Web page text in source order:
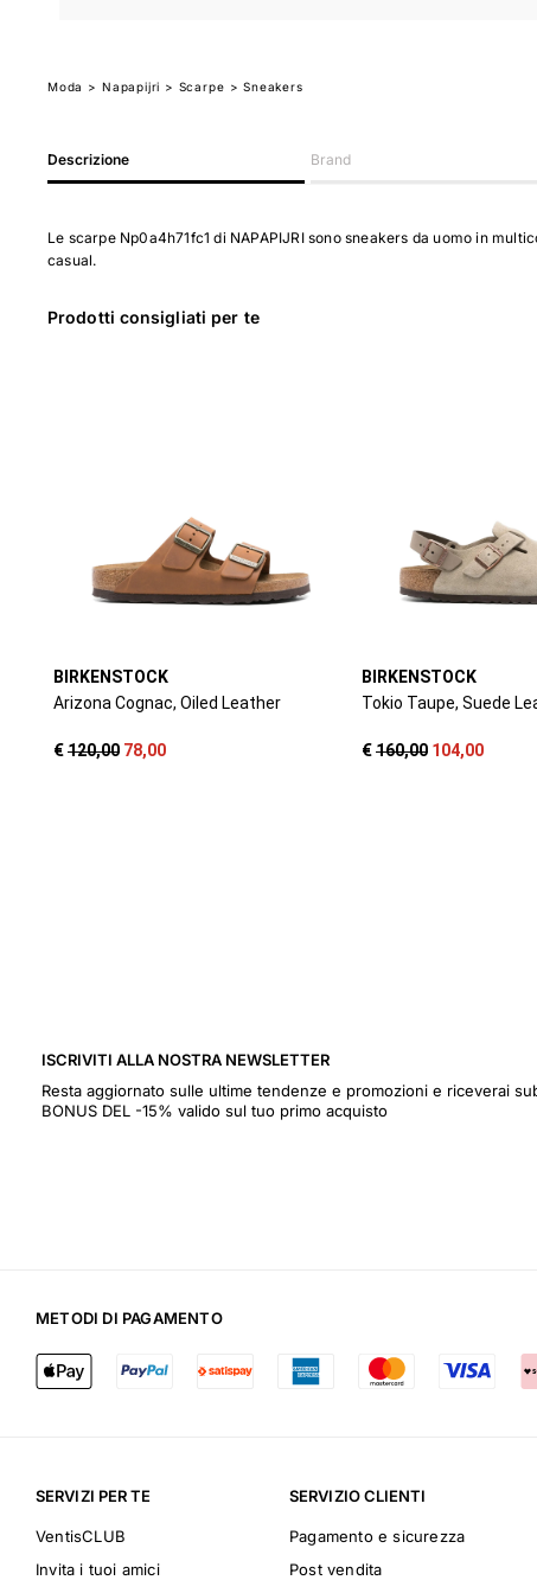
Moda > Napapijri > Scarpe > Sneakers
Descrizione Brand
Le scarpe Np0a4h71fc1 di NAPAPIJRI sono sneakers da uomo in
casual.
Prodotti consigliati per te
ISCRIVITI ALLA NOSTRA NEWSLETTER
Resta aggiornato sulle ultime tendenze e promozioni e riceverai
BONUS DEL -15% valido sul tuo primo acquisto
METODI DI PAGAMENTO
SERVIZI PER TE
VentisCLUB
Invita i tuoi amici
SERVIZIO CLIENTI
Pagamento e sicurezza
Post vendita